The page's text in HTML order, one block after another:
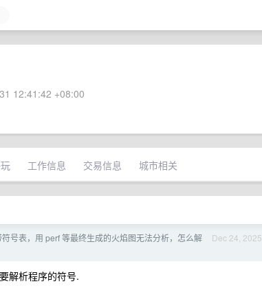
12:41:42 +08:00
工作信息 交易信息 城市相关
Dec 24, 2025
号表，用 perf 等最终生成的火焰图无法分析，怎么解
解析程序的符号.